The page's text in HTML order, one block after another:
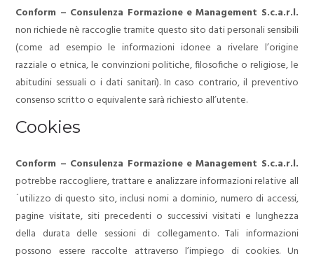
Conform – Consulenza Formazione e Management S.c.a.r.l.
non richiede nè raccoglie tramite questo sito dati personali sensibili
(come ad esempio le informazioni idonee a rivelare l’origine
razziale o etnica, le convinzioni politiche, filosofiche o religiose, le
abitudini sessuali o i dati sanitari). In caso contrario, il preventivo
consenso scritto o equivalente sarà richiesto all’utente.
Cookies
Conform – Consulenza Formazione e Management S.c.a.r.l.
potrebbe raccogliere, trattare e analizzare informazioni relative all
´utilizzo di questo sito, inclusi nomi a dominio, numero di accessi,
pagine visitate, siti precedenti o successivi visitati e lunghezza
della durata delle sessioni di collegamento. Tali informazioni
possono essere raccolte attraverso l’impiego di cookies. Un